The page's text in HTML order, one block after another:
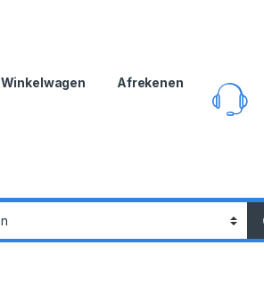
Winkelwagen Afrekenen